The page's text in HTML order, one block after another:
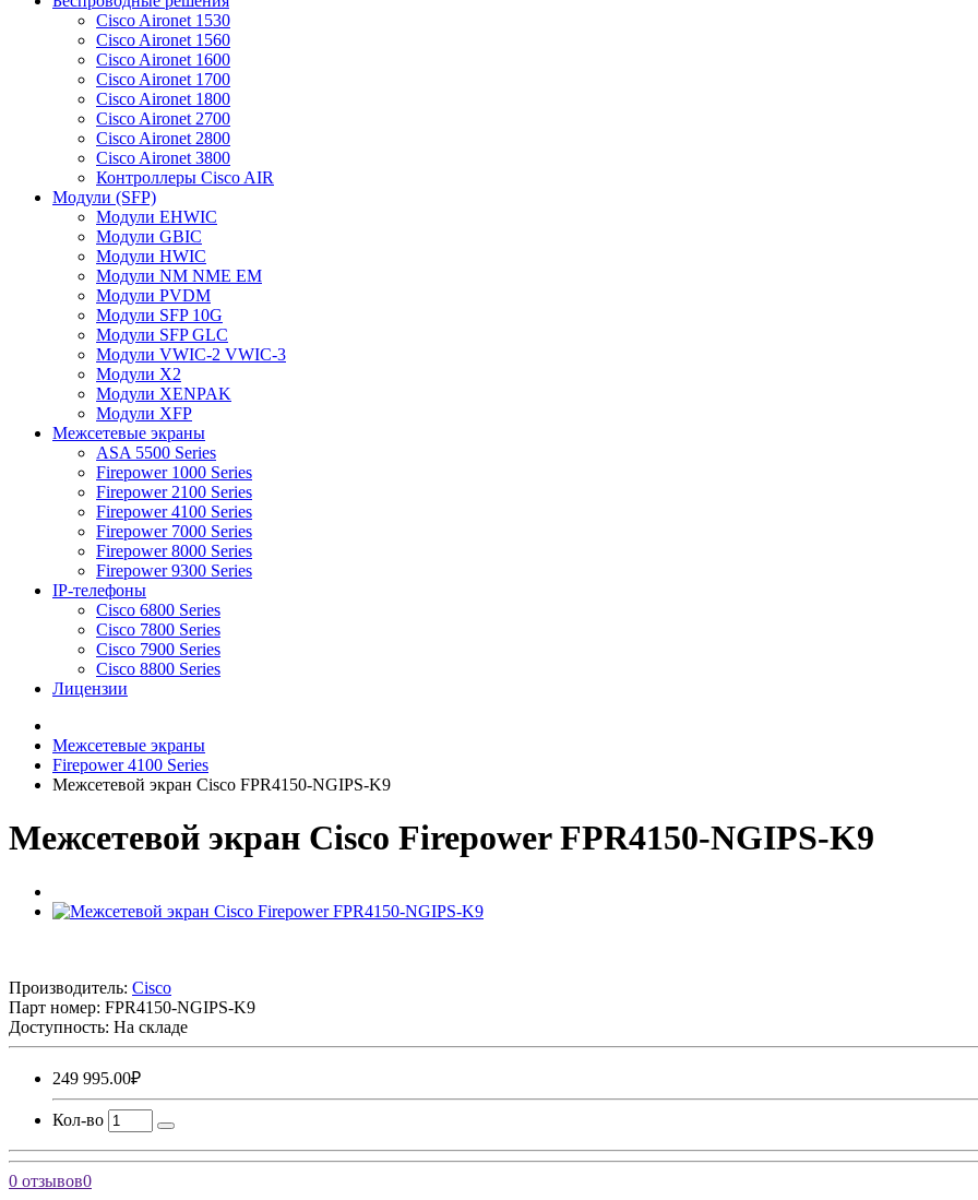
Cisco Aironet 1530
Cisco Aironet 1560
Cisco Aironet 1600
Cisco Aironet 1700
Cisco Aironet 1800
Cisco Aironet 2700
Cisco Aironet 2800
Cisco Aironet 3800
Контроллеры Cisco AIR
Модули (SFP)
Модули EHWIC
Модули GBIC
Модули HWIC
Модули NM NME EM
Модули PVDM
Модули SFP 10G
Модули SFP GLC
Модули VWIC-2 VWIC-3
Модули X2
Модули XENPAK
Модули XFP
Межсетевые экраны
ASA 5500 Series
Firepower 1000 Series
Firepower 2100 Series
Firepower 4100 Series
Firepower 7000 Series
Firepower 8000 Series
Firepower 9300 Series
IP-телефоны
Cisco 6800 Series
Cisco 7800 Series
Cisco 7900 Series
Cisco 8800 Series
Лицензии
Межсетевые экраны
Firepower 4100 Series
Межсетевой экран Cisco FPR4150-NGIPS-K9
Межсетевой экран Cisco Firepower FPR4150-NGIPS-K9
Производитель: Cisco
Парт номер: FPR4150-NGIPS-K9
Доступность: На складе
249 995.00₽
Кол-во
0 отзывов0